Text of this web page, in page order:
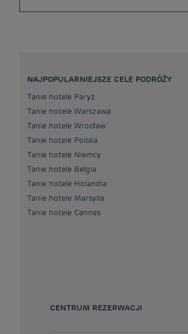
NAJPOPULARNIEJSZE CELE PODRÓŻY
Tanie hotele Paryż
Tanie hotele Warszawa
Tanie hotele Wrocław
Tanie hotele Polska
Tanie hotele Niemcy
Tanie hotele Belgia
Tanie hotele Holandia
Tanie hotele Marsylia
Tanie hotele Cannes
CENTRUM REZERWACJI